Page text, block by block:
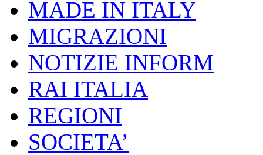
MADE IN ITALY
MIGRAZIONI
NOTIZIE INFORM
RAI ITALIA
REGIONI
SOCIETA’